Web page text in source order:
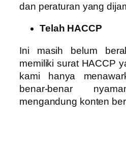
dan peraturan yang
Telah HACCP
Ini masih belum
memiliki surat HACCP
kami hanya
benar-benar
mengandung konten